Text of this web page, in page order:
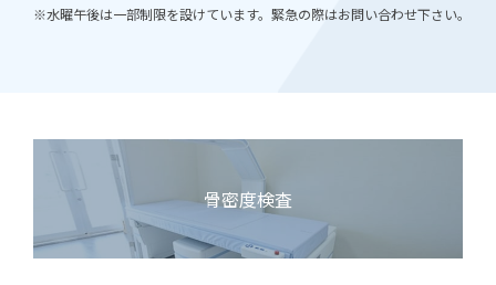
※水曜午後は一部制限を設けています。緊急の際はお問い合わせ下さい。
骨密度検査